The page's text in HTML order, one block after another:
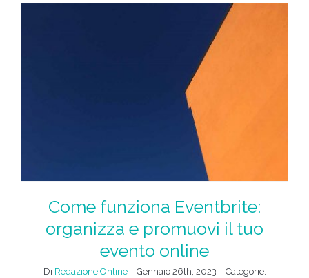
Come funziona Eventbrite:
organizza e promuovi il tuo
evento online
Di Redazione Online | Gennaio 26th, 2023 | Categorie: